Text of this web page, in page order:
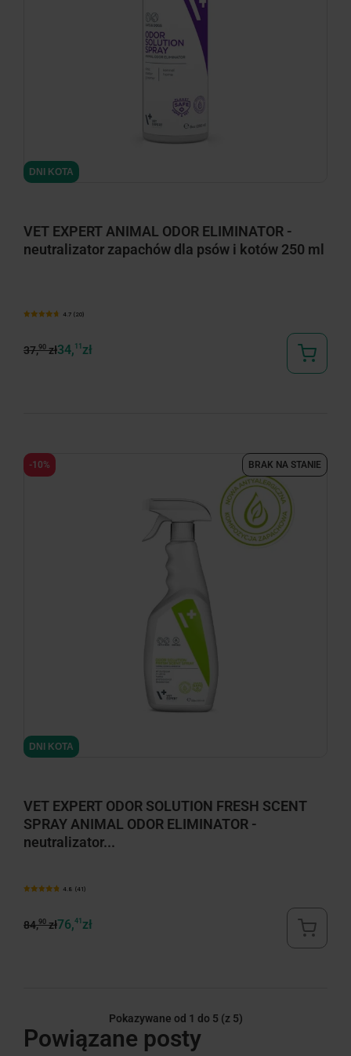
DNI KOTA
VET EXPERT ANIMAL ODOR ELIMINATOR -
neutralizator zapachów dla psów i kotów 250 ml
4.7 (20)
37,90zł34, 11 zł
DNI KOTA
VET EXPERT ODOR SOLUTION FRESH SCENT
SPRAY ANIMAL ODOR ELIMINATOR -
neutralizator...
4.8 (41)
84,90zł76,41 zł
-10% BRAK NA STANIE
Pokazywane od 1 do 5 (z 5)
Powiązane posty